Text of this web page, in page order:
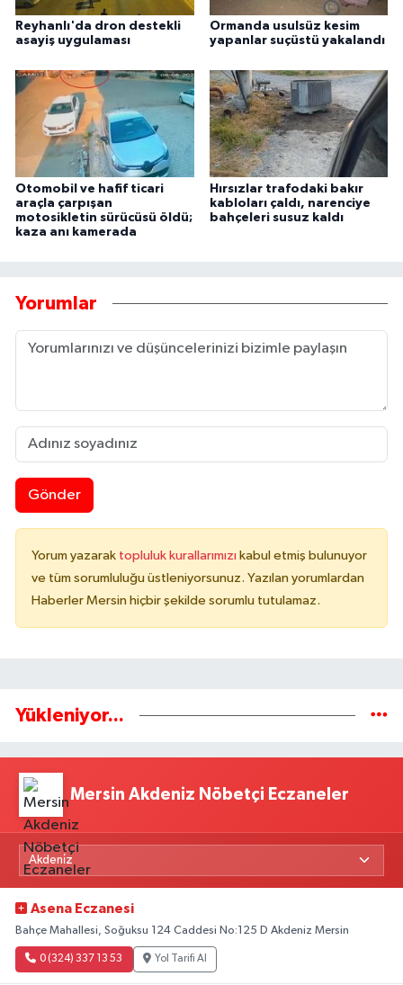
Reyhanlı'da dron destekli
asayiş uygulaması
Ormanda usulsüz kesim
yapanlar suçüstü yakalandı
Otomobil ve hafif ticari
araçla çarpışan
motosikletin sürücüsü öldü;
kaza anı kamerada
Hırsızlar trafodaki bakır
kabloları çaldı, narenciye
bahçeleri susuz kaldı
Yorumlar
Gönder
Yorum yazarak topluluk kurallarımızı kabul etmiş bulunuyor
ve tüm sorumluluğu üstleniyorsunuz. Yazılan yorumlardan
Haberler Mersin hiçbir şekilde sorumlu tutulamaz.
Yükleniyor...
Mersin Akdeniz Nöbetçi Eczaneler
Asena Eczanesi
Bahçe Mahallesi, Soğuksu 124 Caddesi No:125 D Akdeniz Mersin
0 (324) 337 13 53 Yol Tarifi Al